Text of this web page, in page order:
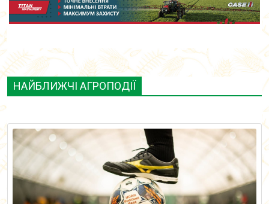
НАЙБЛИЖЧІ АГРОПОДІЇ